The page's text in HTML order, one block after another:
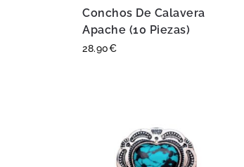
Conchos De Calavera
Apache (10 Piezas)
28.90€